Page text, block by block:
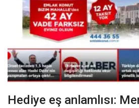
Hediye eş anlamlısı: